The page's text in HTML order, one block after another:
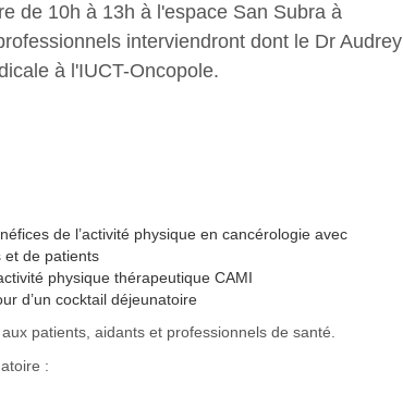
de 10h à 13h à l'espace San Subra à
interviendront dont le Dr Audrey
à l'IUCT-Oncopole.
de l’activité physique en cancérologie avec
et de patients
physique thérapeutique CAMI
d’un cocktail déjeunatoire
patients, aidants et professionnels de santé.
: